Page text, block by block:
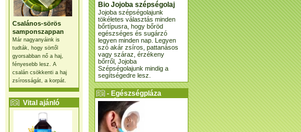
Csalános-sörös
samponszappan
Már nagyanyáink is
tudták, hogy sörtől
gyorsabban nő a haj,
fényesebb lesz. A
csalán csökkenti a haj
zsírosságát, a korpát.
Vital ajánló
Bio Jojoba szépségolaj
Jojoba szépségolajunk
tökéletes választás minden
bőrtípusra, hogy bőröd
egészséges és sugárzó
legyen minden nap. Legyen
szó akár zsíros, pattanásos
vagy száraz, érzékeny
bőrről, Jojoba
Szépségolajunk mindig a
segítségedre lesz.
- Egészségpláza
ajánlatunk -